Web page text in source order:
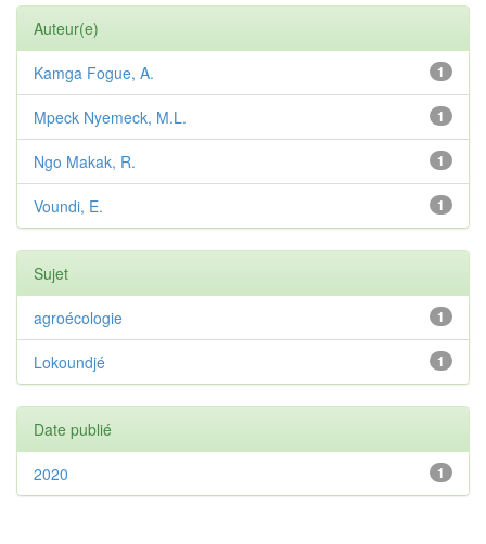
Auteur(e)
1
Kamga Fogue, A.
1
Mpeck Nyemeck, M.L.
1
Ngo Makak, R.
1
Voundi, E.
Sujet
1
agroécologie
1
Lokoundjé
Date publié
1
2020